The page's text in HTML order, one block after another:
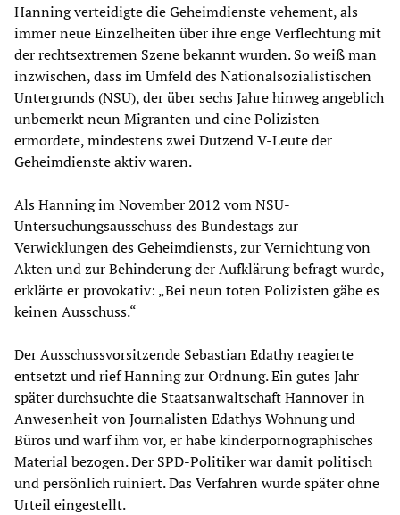
Hanning verteidigte die Geheimdienste vehement, als
immer neue Einzelheiten über ihre enge Verflechtung mit
der rechtsextremen Szene bekannt wurden. So weiß man
inzwischen, dass im Umfeld des Nationalsozialistischen
Untergrunds (NSU), der über sechs Jahre hinweg angeblich
unbemerkt neun Migranten und eine Polizisten
ermordete, mindestens zwei Dutzend V-Leute der
Geheimdienste aktiv waren.
Als Hanning im November 2012 vom NSU-
Untersuchungsausschuss des Bundestags zur
Verwicklungen des Geheimdiensts, zur Vernichtung von
Akten und zur Behinderung der Aufklärung befragt wurde,
erklärte er provokativ: „Bei neun toten Polizisten gäbe es
keinen Ausschuss.“
Der Ausschussvorsitzende Sebastian Edathy reagierte
entsetzt und rief Hanning zur Ordnung. Ein gutes Jahr
später durchsuchte die Staatsanwaltschaft Hannover in
Anwesenheit von Journalisten Edathys Wohnung und
Büros und warf ihm vor, er habe kinderpornographisches
Material bezogen. Der SPD-Politiker war damit politisch
und persönlich ruiniert. Das Verfahren wurde später ohne
Urteil eingestellt.